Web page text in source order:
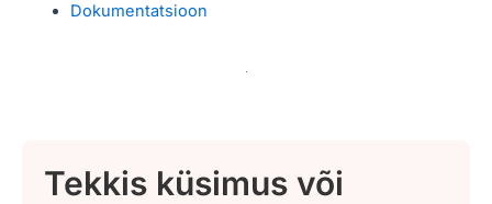
Dokumentatsioon
Tekkis küsimus või